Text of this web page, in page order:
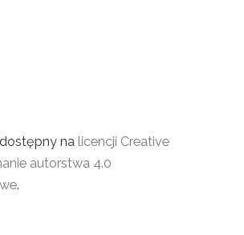
na licencji Creative
autorstwa 4.0
.